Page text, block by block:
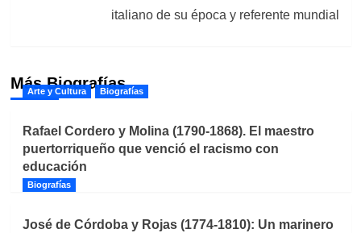
italiano de su época y referente mundial
Más Biografías
Arte y Cultura Biografías
Rafael Cordero y Molina (1790-1868). El maestro
puertorriqueño que venció el racismo con
educación
Biografías
José de Córdoba y Rojas (1774-1810): Un marinero